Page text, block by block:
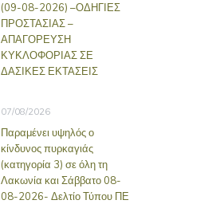
(09-08-2026) –ΟΔΗΓΙΕΣ
ΠΡΟΣΤΑΣΙΑΣ –
ΑΠΑΓΟΡΕΥΣΗ
ΚΥΚΛΟΦΟΡΙΑΣ ΣΕ
ΔΑΣΙΚΕΣ ΕΚΤΑΣΕΙΣ
07/08/2026
Παραμένει υψηλός ο
κίνδυνος πυρκαγιάς
(κατηγορία 3) σε όλη τη
Λακωνία και Σάββατο 08-
08-2026- Δελτίο Τύπου ΠΕ